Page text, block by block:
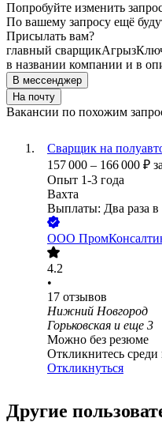
Попробуйте изменить
По вашему запросу ещё
Присылать вам?
главный сварщикАгрыз
в названии компании и в
В мессенджер
На почту
Вакансии по похожим
Сварщик на
157 000 – 166 000 ₽
Опыт 1-3 года
Вахта
Выплаты: Два раза в
ООО
4.2
•
17 отзывов
Нижний Новгород
Горьковская и еще 3
Можно без резюме
Откликнитесь
Откликнуться
Другие